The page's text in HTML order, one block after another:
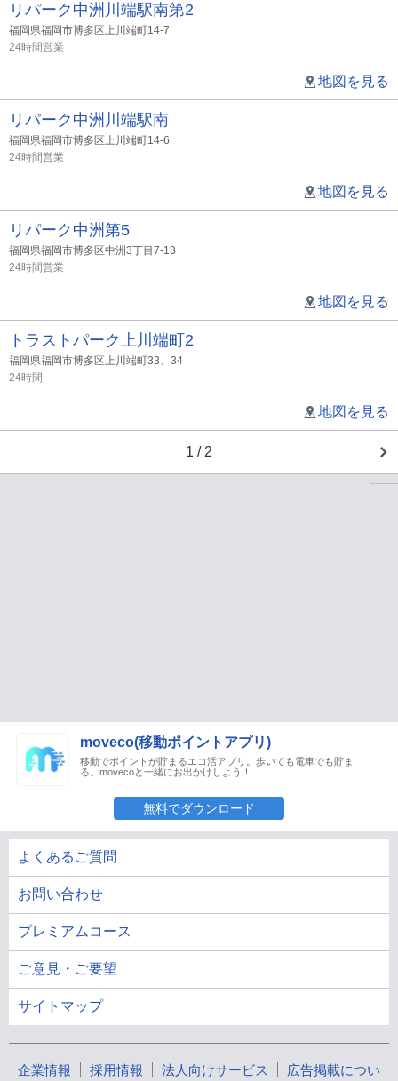
リパーク中洲川端駅南第2
福岡県福岡市博多区上川端町14-7
24時間営業
地図を見る
リパーク中洲川端駅南
福岡県福岡市博多区上川端町14-6
24時間営業
地図を見る
リパーク中洲第5
福岡県福岡市博多区中洲3丁目7-13
24時間営業
地図を見る
トラストパーク上川端町2
福岡県福岡市博多区上川端町33、34
24時間
地図を見る
1 / 2
moveco(移動ポイントアプリ)
移動でポイントが貯まるエコ活アプリ。歩いても電車でも貯ま
る。movecoと一緒にお出かけしよう！
無料でダウンロード
よくあるご質問
お問い合わせ
プレミアムコース
ご意見・ご要望
サイトマップ
企業情報 採用情報 法人向けサービス 広告掲載につい